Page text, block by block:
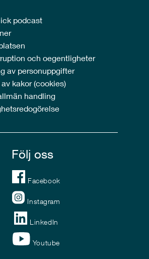
podcast
och oegentligheter
av personuppgifter
kakor (cookies)
handling
Följ oss
Facebook
Instagram
LinkedIn
Youtube